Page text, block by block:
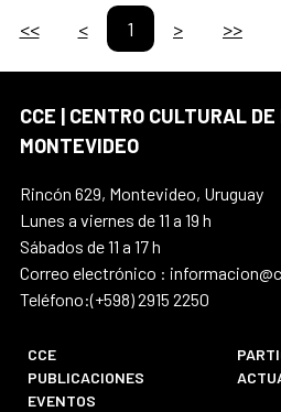
<< < 1 > >>
CCE | CENTRO CULTURAL
MONTEVIDEO
Rincón 629, Montevideo, Uruguay
Lunes a viernes de 11 a 19 h
Sábados de 11 a 17 h
Correo electrónico :
Teléfono:(+598) 2915 2250
CCE
PUBLICACIONES
EVENTOS